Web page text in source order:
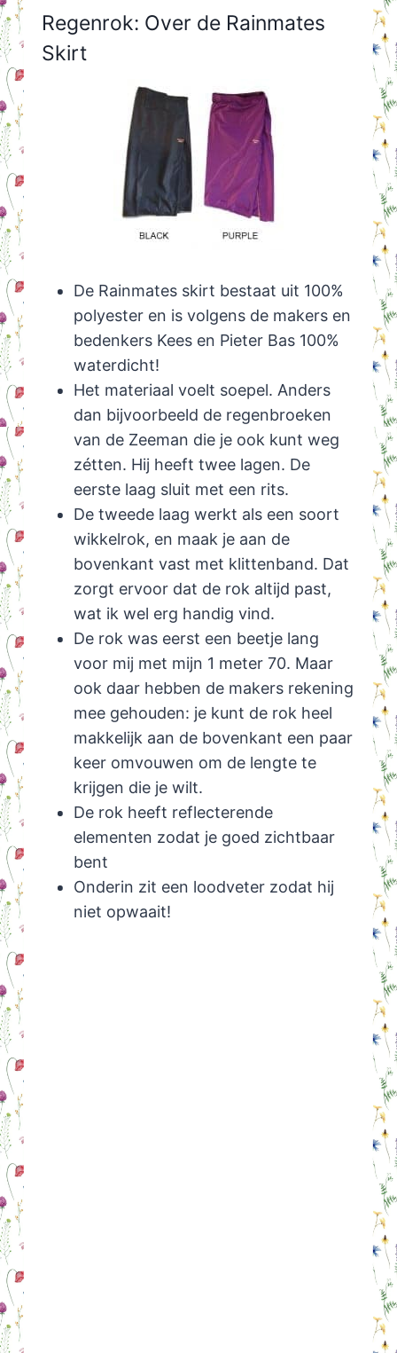
Regenrok: Over de Rainmates
Skirt
De Rainmates skirt bestaat uit 100%
polyester en is volgens de makers en
bedenkers Kees en Pieter Bas 100%
waterdicht!
Het materiaal voelt soepel. Anders
dan bijvoorbeeld de regenbroeken
van de Zeeman die je ook kunt weg
zétten. Hij heeft twee lagen. De
eerste laag sluit met een rits.
De tweede laag werkt als een soort
wikkelrok, en maak je aan de
bovenkant vast met klittenband. Dat
zorgt ervoor dat de rok altijd past,
wat ik wel erg handig vind.
De rok was eerst een beetje lang
voor mij met mijn 1 meter 70. Maar
ook daar hebben de makers rekening
mee gehouden: je kunt de rok heel
makkelijk aan de bovenkant een paar
keer omvouwen om de lengte te
krijgen die je wilt.
De rok heeft reflecterende
elementen zodat je goed zichtbaar
bent
Onderin zit een loodveter zodat hij
niet opwaait!